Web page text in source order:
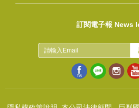
(USD9.96)
(USD1.66)
訂閱電子報 News